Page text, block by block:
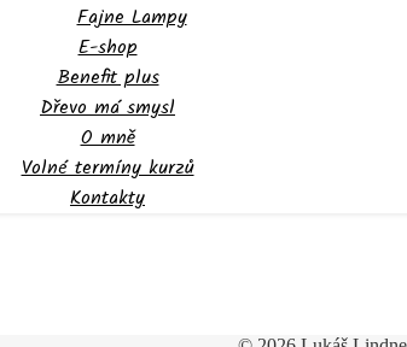
Fajne Lampy
E-shop
Benefit plus
Dřevo má smysl
O mně
Volné termíny kurzů
Kontakty